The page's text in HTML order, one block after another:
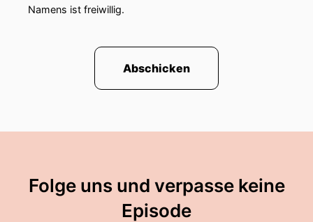
Namens ist freiwillig.
Abschicken
Folge uns und verpasse keine
Episode